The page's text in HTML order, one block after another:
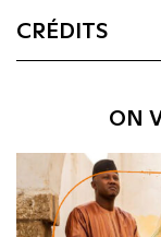
CRÉDITS
ON